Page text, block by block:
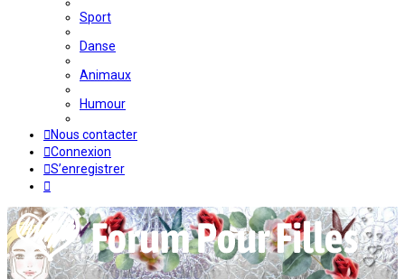
Sport
Danse
Animaux
Humour
Nous contacter
Connexion
S’enregistrer